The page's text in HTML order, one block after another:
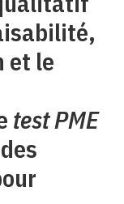
et le
test PME